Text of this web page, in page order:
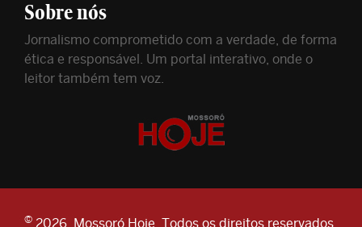
Sobre nós
Jornalismo comprometido com a verdade, de forma
ética e responsável. Um portal interativo, onde o
leitor também tem voz.
© 2026. Mossoró Hoje. Todos os direitos reservados.